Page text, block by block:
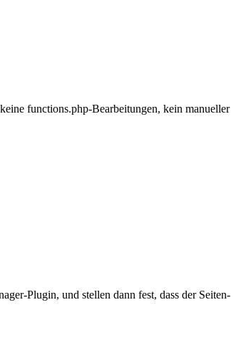
functions.php-Bearbeitungen, kein manueller
Plugin, und stellen dann fest, dass der Seiten-